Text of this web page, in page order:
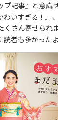
プ記事』と意識
わいすぎる！』
くさん寄せられ
者も多かった